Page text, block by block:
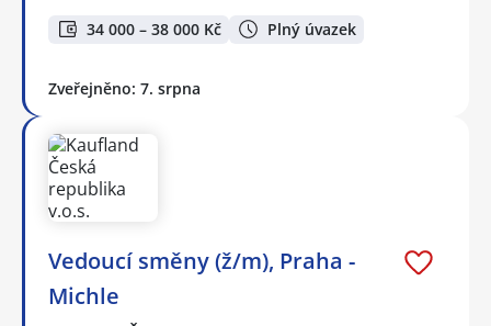
34 000 – 38 000 Kč Plný úvazek
Zveřejněno: 7. srpna
Vedoucí směny (ž/m), Praha -
Michle